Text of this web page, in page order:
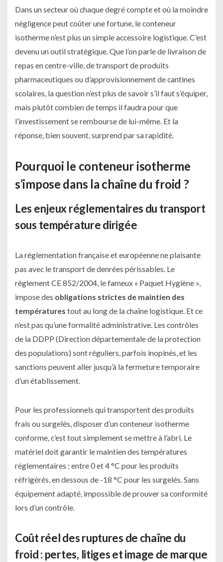
Dans un secteur où chaque degré compte et où la moindre
négligence peut coûter une fortune, le conteneur
isotherme n’est plus un simple accessoire logistique. C’est
devenu un outil stratégique. Que l’on parle de livraison de
repas en centre-ville, de transport de produits
pharmaceutiques ou d’approvisionnement de cantines
scolaires, la question n’est plus de savoir s’il faut s’équiper,
mais plutôt combien de temps il faudra pour que
l’investissement se rembourse de lui-même. Et la
réponse, bien souvent, surprend par sa rapidité.
Pourquoi le conteneur isotherme
s’impose dans la chaîne du froid ?
Les enjeux réglementaires du transport
sous température dirigée
La réglementation française et européenne ne plaisante
pas avec le transport de denrées périssables. Le
règlement CE 852/2004, le fameux « Paquet Hygiène »,
impose des obligations strictes de maintien des
températures tout au long de la chaîne logistique. Et ce
n’est pas qu’une formalité administrative. Les contrôles
de la DDPP (Direction départementale de la protection
des populations) sont réguliers, parfois inopinés, et les
sanctions peuvent aller jusqu’à la fermeture temporaire
d’un établissement.
Pour les professionnels qui transportent des produits
frais ou surgelés, disposer d’un conteneur isotherme
conforme, c’est tout simplement se mettre à l’abri. Le
matériel doit garantir le maintien des températures
réglementaires : entre 0 et 4 °C pour les produits
réfrigérés, en dessous de -18 °C pour les surgelés. Sans
équipement adapté, impossible de prouver sa conformité
lors d’un contrôle.
Coût réel des ruptures de chaîne du
froid : pertes, litiges et image de marque